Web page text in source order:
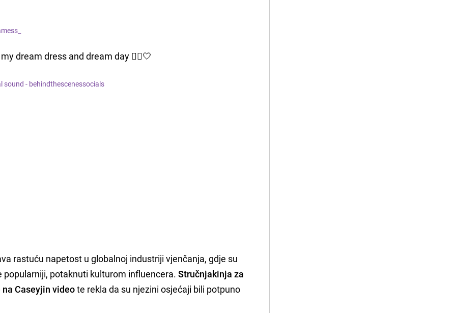
my dream dress and dream day 👰‍♀️🤍
sound - behindthescenessocials
rastuću napetost u globalnoj industriji vjenčanja, gdje su
popularniji, potaknuti kulturom influencera.Stručnjakinja za
na Caseyjin videote rekla da su njezini osjećaji bili potpuno